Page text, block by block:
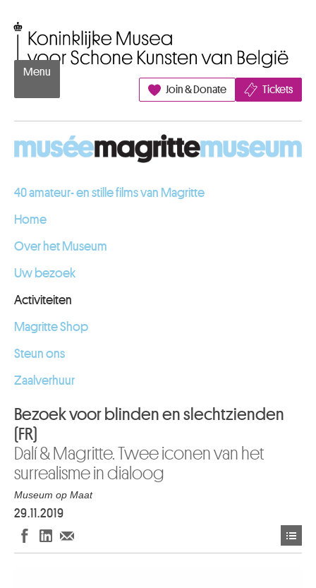
Menu
Join & Donate
Tickets
40 amateur- en stille films van Magritte
Home
Over het Museum
Uw bezoek
Activiteiten
Magritte Shop
Steun ons
Zaalverhuur
Bezoek voor blinden en slechtzienden
(FR)
Dalí & Magritte. Twee iconen van het
surrealisme in dialoog
Museum op Maat
29.11.2019